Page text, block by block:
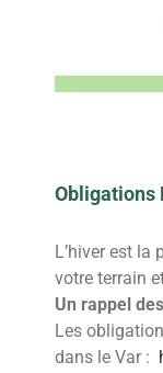
Obligations
L’hiver est la
votre terrain
Un rappel
Les
dans le Var: